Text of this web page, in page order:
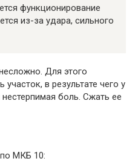
функционирование
из-за удара, сильного
Для этого
в результате чего у
боль. Сжать ее
МКБ 10: